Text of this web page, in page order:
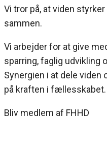
Vi tror på, at viden
sammen.
Vi arbejder for at give
sparring, faglig udvikling
Synergien i at dele
på kraften i fællesskabet.
Bliv medlem af FHHD